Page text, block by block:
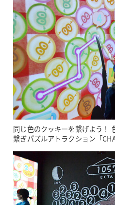
同じ色のクッキーを繋げよう！
繋ぎパズルアトラクション「